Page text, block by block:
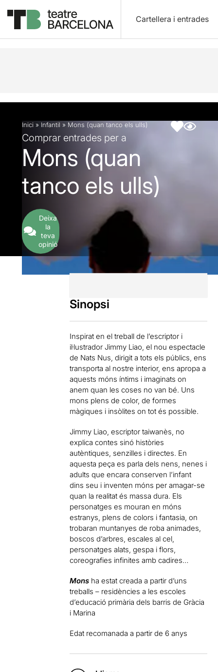
Cartellera i entrades
Descripció Fitxa artística Fotos i vídeos
Inici » Infantil » Mons (quan tanco els ulls)
Comprar entrades per a
Mons (quan
tanco els ulls)
Deixa
la
teva
opinió
Sinopsi
Inspirat en el treball de l’escriptor i
il·lustrador Jimmy Liao, el nou espectacle
de Nats Nus, dirigit a tots els públics, ens
transporta al nostre interior, ens apropa a
aquests móns íntims i imaginats on
anem quan les coses no van bé. Uns
mons plens de color, de formes
màgiques i insòlites on tot és possible.
Jimmy Liao, escriptor taiwanès, no
explica contes sinó històries
autèntiques, senzilles i directes. En
aquesta peça es parla dels nens, nenes i
adults que encara conserven l’infant
dins seu i inventen móns per amagar-se
quan la realitat és massa dura. Els
personatges es mouran en móns
estranys, plens de colors i fantasia, on
trobaran muntanyes de roba animades,
boscos d’arbres, escales al cel,
personatges alats, gespa i flors,
coreografies infinites amb cadires…
Mons ha estat creada a partir d’uns
treballs – residències a les escoles
d’educació primària dels barris de Gràcia
i Marina
Edat recomanada a partir de 6 anys